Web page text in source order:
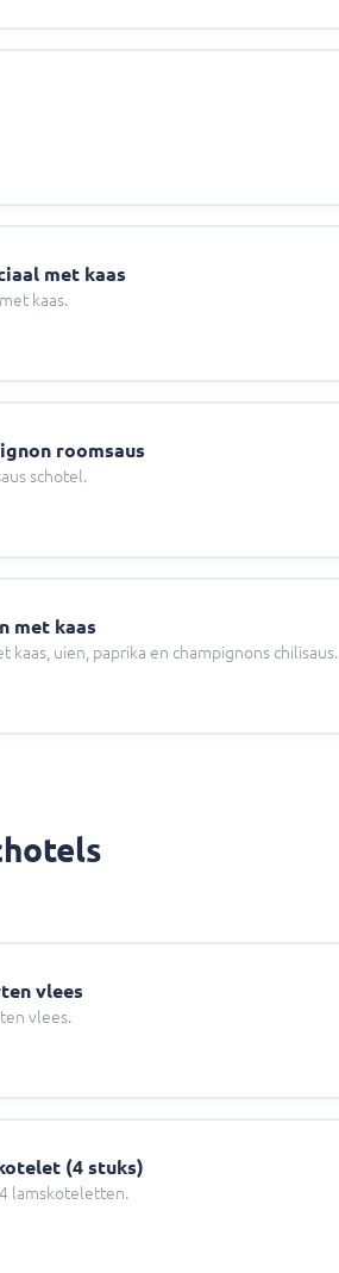
met kaas
kaas.
roomsaus
schotel.
met kaas
kaas, uien, paprika en champignons chilisaus.
vlees
vlees.
(4 stuks)
lamskoteletten.